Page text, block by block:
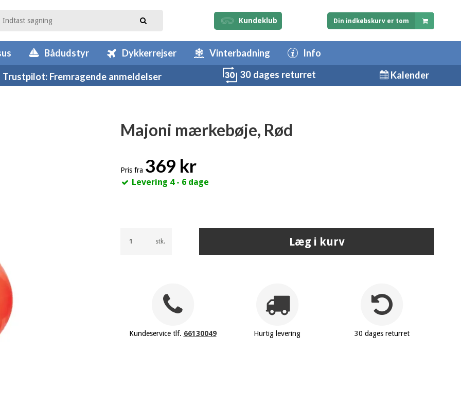
Kundeklub Din indkøbskurv er tom
Bådudstyr Dykkerrejser Vinterbadning Info
Trustpilot: Fremragende anmeldelser 30 dages returret Kalender
Majoni mærkebøje, Rød
Pris fra 369 kr
Levering 4 - 6 dage
stk. Læg i kurv
Kundeservice tlf. 66130049 Hurtig levering 30 dages returret